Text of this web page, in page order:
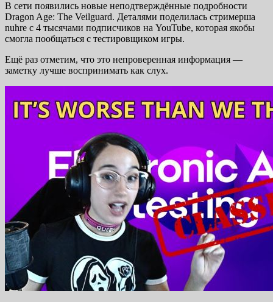
В сети появились новые неподтверждённые подробности
Dragon Age: The Veilguard. Деталями поделилась стримерша
nuhre с 4 тысячами подписчиков на YouTube, которая якобы
смогла пообщаться с тестировщиком игры.
Ещё раз отметим, что это непроверенная информация —
заметку лучше воспринимать как слух.